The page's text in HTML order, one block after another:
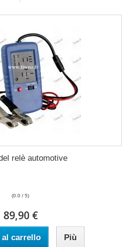
relè automotive
(0.0 / 5)
89,90 €
carrello Più